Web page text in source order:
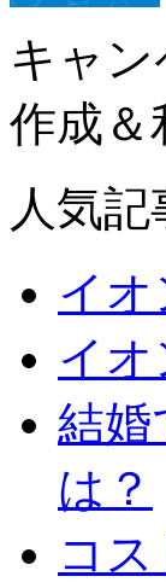
キャ
作成＆
人気記
イ
イ
結婚
は？
コ